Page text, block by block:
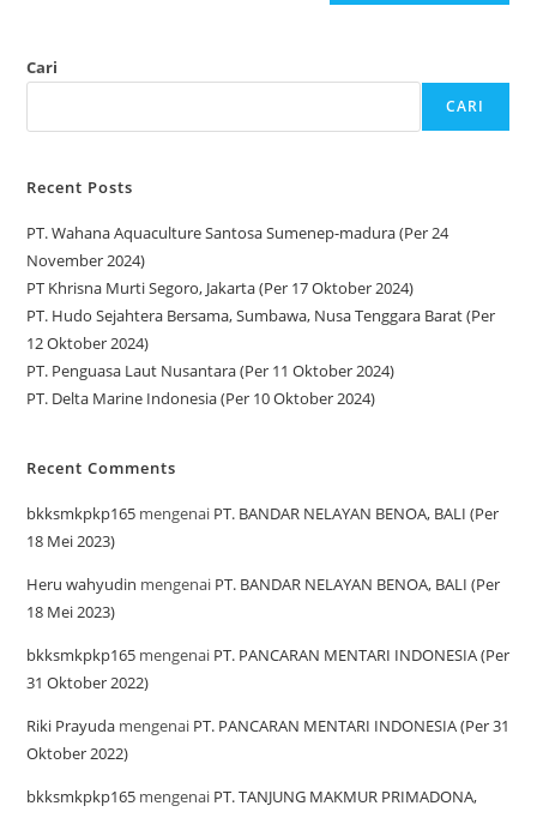
Cari
CARI
Recent Posts
PT. Wahana Aquaculture Santosa Sumenep-madura (Per 24
November 2024)
PT Khrisna Murti Segoro, Jakarta (Per 17 Oktober 2024)
PT. Hudo Sejahtera Bersama, Sumbawa, Nusa Tenggara Barat (Per
12 Oktober 2024)
PT. Penguasa Laut Nusantara (Per 11 Oktober 2024)
PT. Delta Marine Indonesia (Per 10 Oktober 2024)
Recent Comments
bkksmkpkp165 mengenai PT. BANDAR NELAYAN BENOA, BALI (Per
18 Mei 2023)
Heru wahyudin mengenai PT. BANDAR NELAYAN BENOA, BALI (Per
18 Mei 2023)
bkksmkpkp165 mengenai PT. PANCARAN MENTARI INDONESIA (Per
31 Oktober 2022)
Riki Prayuda mengenai PT. PANCARAN MENTARI INDONESIA (Per 31
Oktober 2022)
bkksmkpkp165 mengenai PT. TANJUNG MAKMUR PRIMADONA,